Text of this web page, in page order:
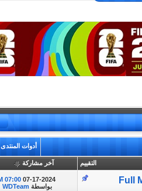
أدوات المنتدى
التقييم آخر مشاركة
Full
07-17-2024
07:00 AM
بواسطة WDTeam